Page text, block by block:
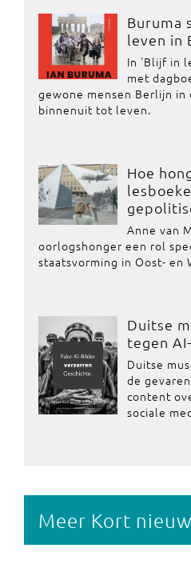
Buruma
leven in
In 'Blijf in
met
gewone mensen Berlijn in
binnenuit tot leven.
Hoe
Anne van
oorlogshonger een rol
staatsvorming in Oost- en
Duitse
tegen
Duitse
de
content
sociale
Meer Kort